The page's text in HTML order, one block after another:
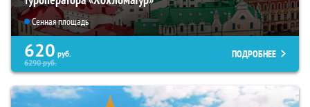
Сенная площадь
620 руб.
6290руб.
ПОДРОБНЕЕ